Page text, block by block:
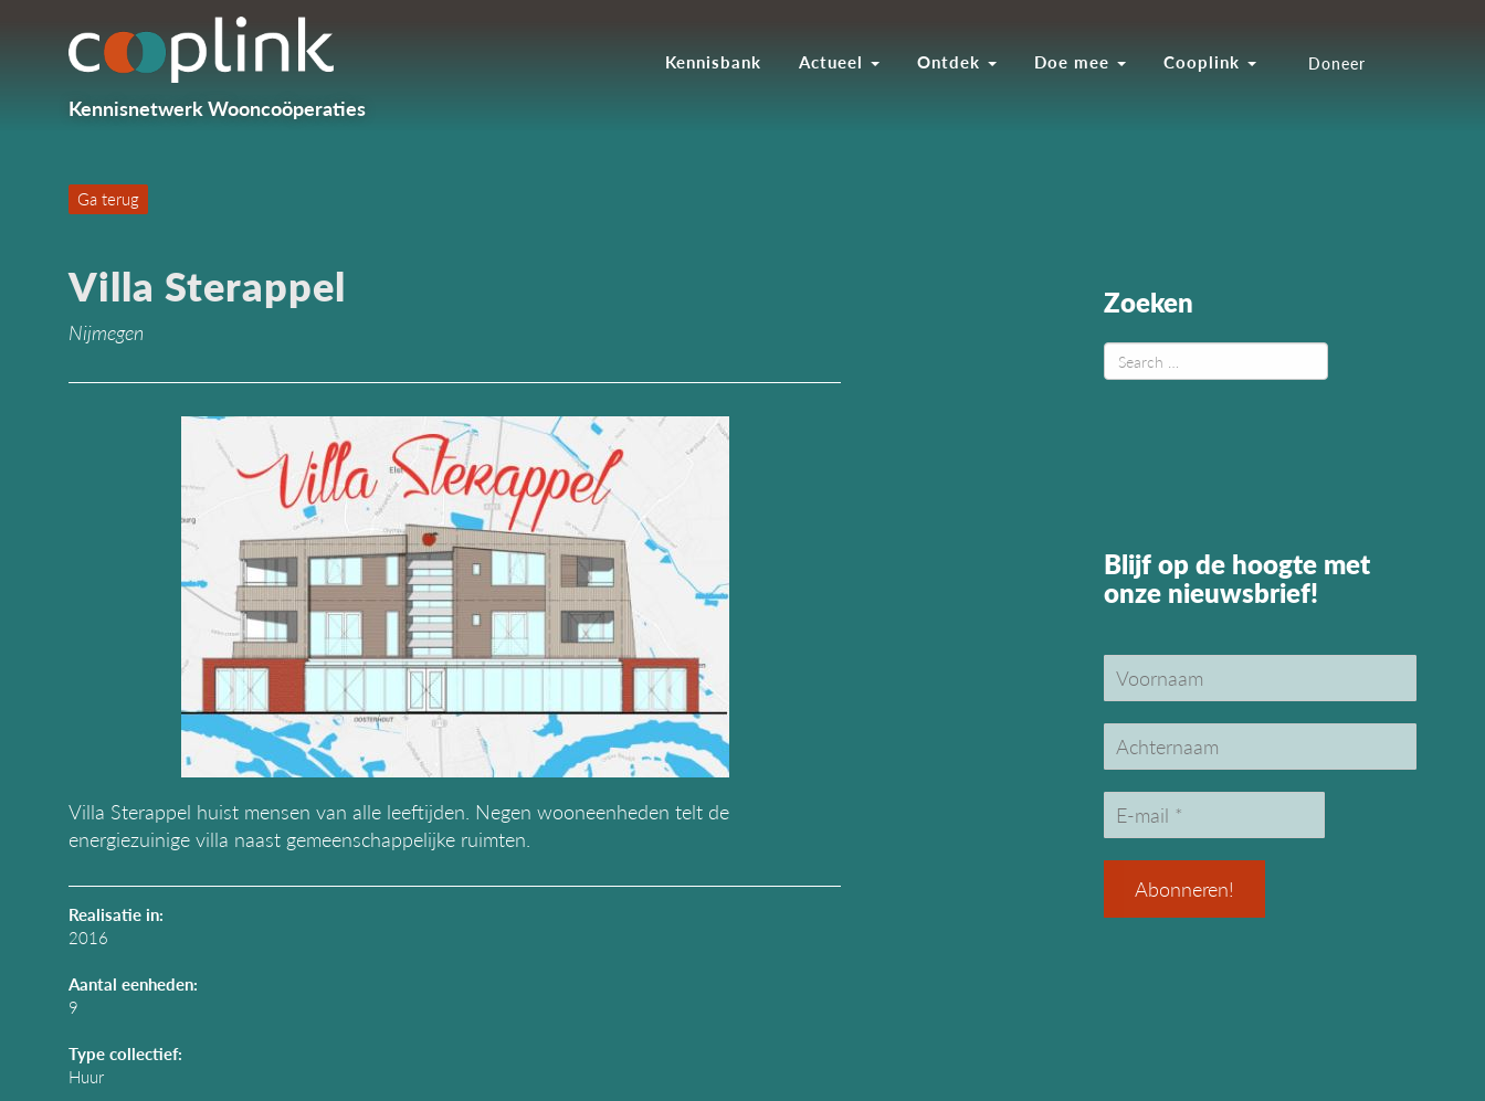
Kennisnetwerk Wooncoöperaties
Kennisbank Actueel Ontdek Doe mee Cooplink Doneer
Ga terug
Villa Sterappel
Nijmegen
Villa Sterappel huist mensen van alle leeftijden. Negen wooneenheden telt de
energiezuinige villa naast gemeenschappelijke ruimten.
Realisatie in:
2016
Aantal eenheden:
9
Type collectief:
Huur
Zoeken
Blijf op de hoogte met
onze nieuwsbrief!